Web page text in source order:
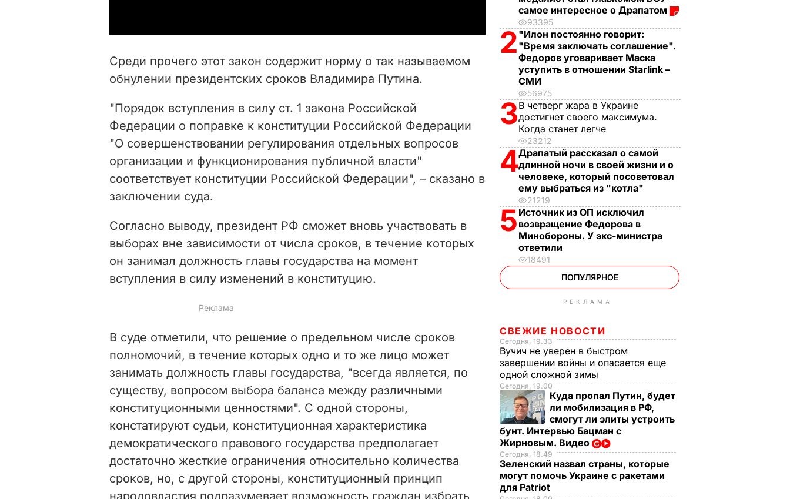
i
d
e
o
Среди прочего этот закон содержит норму о так называемом
обнулении президентских сроков Владимира Путина.
"Порядок вступления в силу ст. 1 закона Российской
Федерации о поправке к конституции Российской Федерации
"О совершенствовании регулирования отдельных вопросов
организации и функционирования публичной власти"
соответствует конституции Российской Федерации", – сказано в
заключении суда.
Согласно выводу, президент РФ сможет вновь участвовать в
выборах вне зависимости от числа сроков, в течение которых
он занимал должность главы государства на момент
вступления в силу изменений в конституцию.
В суде отметили, что решение о предельном числе сроков
полномочий, в течение которых одно и то же лицо может
занимать должность главы государства, "всегда является, по
существу, вопросом выбора баланса между различными
конституционными ценностями". С одной стороны,
констатируют судьи, конституционная характеристика
демократического правового государства предполагает
достаточно жесткие ограничения относительно количества
сроков, но, с другой стороны, конституционный принцип
народовластия подразумевает возможность граждан избрать
самое интересное о Драпатом
93395
2 "Илон постоянно говорит:
"Время заключать соглашение".
Федоров уговаривает Маска
уступить в отношении Starlink –
СМИ
56975
3В четверг жара в Украине
достигнет своего максимума.
Когда станет легче
23212
4Драпатый рассказал о самой
длинной ночи в своей жизни и о
человеке, который посоветовал
ему выбраться из "котла"
21219
5 Источник из ОП исключил
возвращение Федорова в
Минобороны. У экс-министра
ответили
18491
ПОПУЛЯРНОЕ
РЕКЛАМА
СВЕЖИЕ НОВОСТИ
Сегодня, 19.33
Вучич не уверен в быстром
завершении войны и опасается еще
одной сложной зимы
Сегодня, 19.00
Куда пропал Путин, будет
ли мобилизация в РФ,
смогут ли элиты устроить
бунт. Интервью Бацман с
Жирновым. Видео
Сегодня, 18.49
Зеленский назвал страны, которые
могут помочь Украине с ракетами
для Patriot